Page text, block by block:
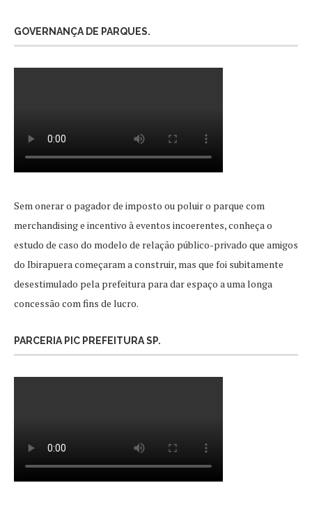
GOVERNANÇA DE PARQUES.
Sem onerar o pagador de imposto ou poluir o parque com
merchandising e incentivo à eventos incoerentes, conheça o
estudo de caso do modelo de relação público-privado que amigos
do Ibirapuera começaram a construir, mas que foi subitamente
desestimulado pela prefeitura para dar espaço a uma longa
concessão com fins de lucro.
PARCERIA PIC PREFEITURA SP.